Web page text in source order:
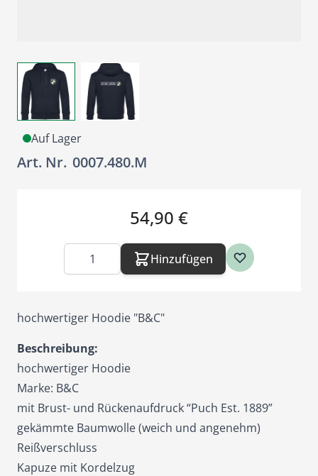
Größeres Bild anzeigenGrößeres Bild anzeigen
Auf Lager
Art. Nr. 0007.480.M
54,90 €
Menge Hinzufügen
hochwertiger Hoodie "B&C"
Beschreibung:
hochwertiger Hoodie
Marke: B&C
mit Brust- und Rückenaufdruck “Puch Est. 1889”
gekämmte Baumwolle (weich und angenehm)
Reißverschluss
Kapuze mit Kordelzug